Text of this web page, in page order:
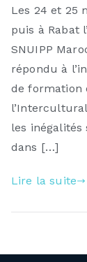
Les 24 et 25
puis à Rabat
SNUIPP
répondu à
de formation
les
dans […]
Lire la suite